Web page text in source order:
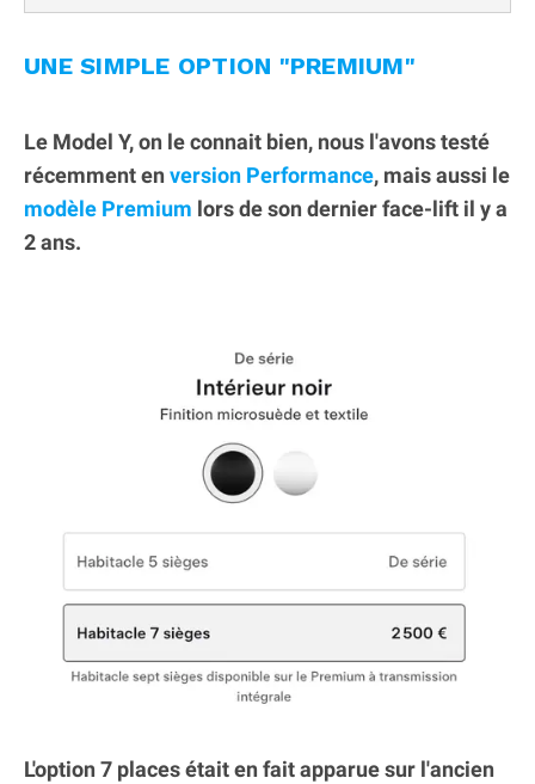
UNE SIMPLE OPTION "PREMIUM"
Le Model Y, on le connait bien, nous l'avons testé
récemment en version Performance, mais aussi le
modèle Premium lors de son dernier face-lift il y a
2 ans.
L'option 7 places était en fait apparue sur l'ancien